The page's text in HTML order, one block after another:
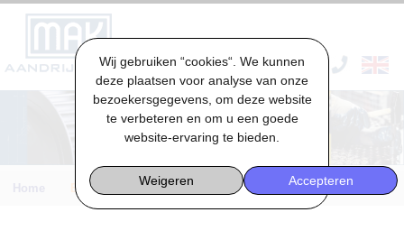
Wij gebruiken “cookies“. We kunnen
deze plaatsen voor analyse van onze
bezoekersgegevens, om deze website
te verbeteren en om u een goede
website-ervaring te bieden.
Weigeren Accepteren
VACATURES & STAGES
Engineering